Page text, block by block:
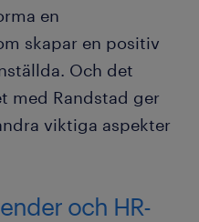
en
skapar en positiv
Och det
med Randstad ger
viktiga aspekter
och HR-